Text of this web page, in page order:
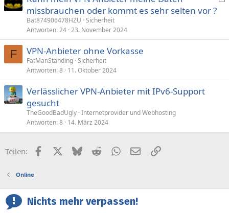
e
missbrauchen oder kommt es sehr selten vor ?
Bat874906478HZU Sicherheit
Antworten 24 23. November 2024
F VPN-Anbieter ohne Vorkasse
FatManStanding Sicherheit
Antworten 8 11. Oktober 2024
Verlässlicher VPN-Anbieter mit IPv6-Support
gesucht
TheGoodBadUgly Internetprovider und Webhosting
Antworten 8 14. März 2024
Teilen: FacebookX (Twitter)
BlueskyRedditWhatsApp
E-MailLink
Online
Nichts mehr verpassen!